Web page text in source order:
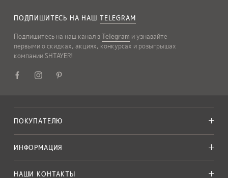
ПОДПИШИТЕСЬ НА НАШ TELEGRAM
Подпишитесь на наш канал вTelegram и узнавайте
первыми о скидках, акциях, конкурсах и розыгрышах
компании SHTAYER!
ПОКУПАТЕЛЮ
ИНФОРМАЦИЯ
НАШИ КОНТАКТЫ